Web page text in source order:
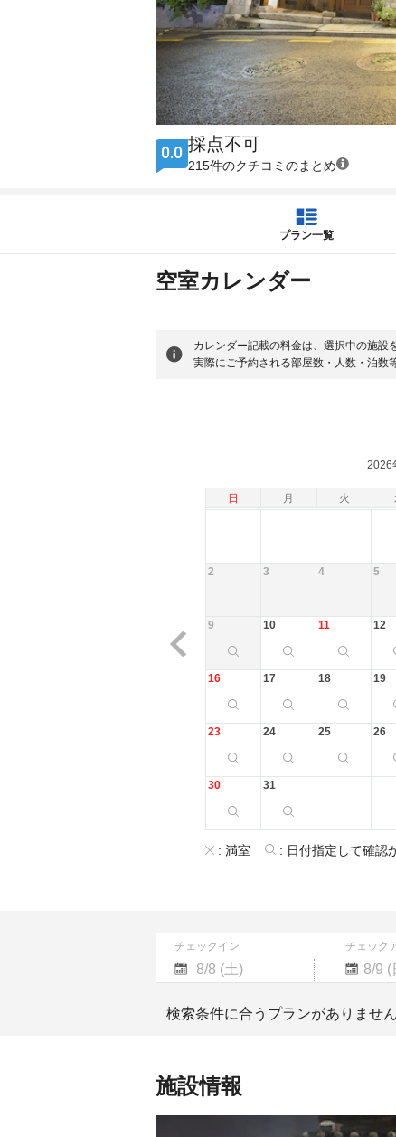
0.0 採点不可
215件のクチコミのまとめ
プラン一覧
空室カレンダー
カレンダー記載の料金は、選択中の施設
実際にご予約される部屋数・人数・泊数
日 月 火
2026
2 3 4 5
9 10 11 12
16 17 18 19
23 24 25 26
30 31
: 満室 : 日付指定して確認
チェックイン チェック
Navigate
forward
to
calendar
and
select
to
select
a
検索条件に合うプランがありませ
施設情報